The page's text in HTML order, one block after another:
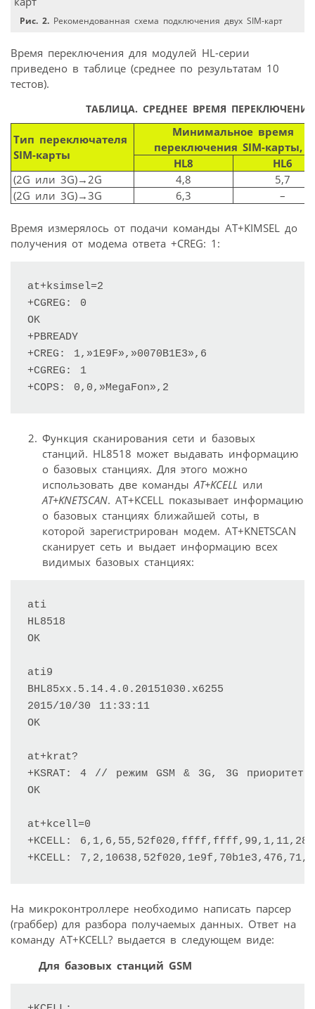
Рис. 2. Рекомендованная схема подключения двух SIM-карт
Время переключения для модулей HL-серии
приведено в таблице (среднее по результатам 10
тестов).
ТАБЛИЦА. СРЕДНЕЕ ВРЕМЯ
Тип переключателя
SIM-карты
Минимальное время
переключения SIM-карты, с
HL8
HL6
(2G или 3G)→2G
4,8
5,7
(2G или 3G)→3G
6,3 –
Время измерялось от подачи команды AT+KIMSEL до
получения от модема ответа +CREG: 1:
at+ksimsel=2
+CGREG: 0
OK
+PBREADY
+CREG: 1,»1E9F»,»0070B1E3»,6
+CGREG: 1
+COPS: 0,0,»MegaFon»,2
Функция сканирования сети и базовых
станций. HL8518 может выдавать информацию
о базовых станциях. Для этого можно
использовать две команды AT+KCELL или
AT+KNETSCAN. AT+KCELL показывает информацию
о базовых станциях ближайшей соты, в
которой зарегистрирован модем. AT+KNETSCAN
сканирует сеть и выдает информацию всех
видимых базовых станциях:
ati
HL8518
OK
ati9
BHL85xx.5.14.4.0.20151030.x6255
2015/10/30 11:33:11
OK
at+krat?
+KSRAT: 4 // режим GSM & 3G, 3G приоритет.
OK
at+kcell=0
+KCELL:
+KCELL:
На микроконтроллере необходимо написать парсер
(граббер) для разбора получаемых данных. Ответ на
команду AT+KCELL? выдается в следующем виде:
Для базовых станций GSM